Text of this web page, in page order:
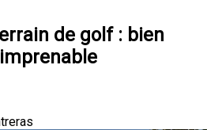
de golf : bien